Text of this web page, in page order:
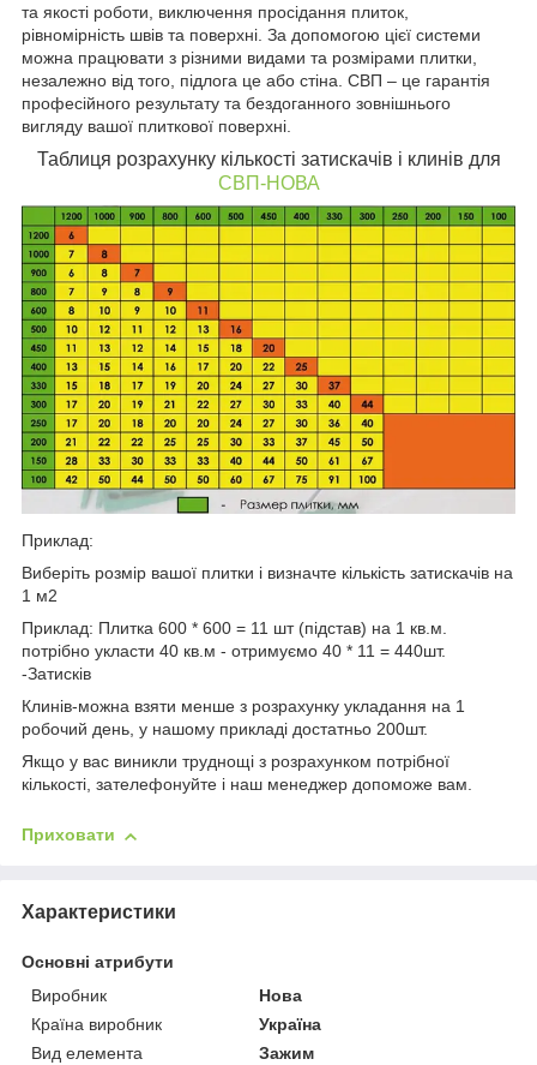
та якості роботи, виключення просідання плиток,
рівномірність швів та поверхні. За допомогою цієї системи
можна працювати з різними видами та розмірами плитки,
незалежно від того, підлога це або стіна. СВП – це гарантія
професійного результату та бездоганного зовнішнього
вигляду вашої плиткової поверхні.
Таблиця розрахунку кількості затискачів і клинів для
СВП-НОВА
Приклад:
Виберіть розмір вашої плитки і визначте кількість затискачів на
1 м2
Приклад: Плитка 600 * 600 = 11 шт (підстав) на 1 кв.м.
потрібно укласти 40 кв.м - отримуємо 40 * 11 = 440шт.
-Затисків
Клинів-можна взяти менше з розрахунку укладання на 1
робочий день, у нашому прикладі достатньо 200шт.
Якщо у вас виникли труднощі з розрахунком потрібної
кількості, зателефонуйте і наш менеджер допоможе вам.
Приховати
Характеристики
Основні атрибути
Виробник
Нова
Країна виробник
Україна
Вид елемента
Зажим